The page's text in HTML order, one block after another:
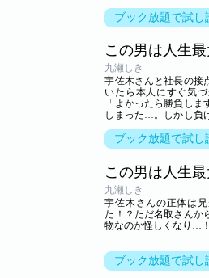
ブック放題で試し
この男は人生
九瀬しき
宇佐木さんと社長の接
いたら本人にすぐ気
「よかったら勝負し
しまった…。しかし負
ブック放題で試し
この男は人生
九瀬しき
宇佐木さんの正体は
た！？ただ名取さんか
物なのか怪しくなり…
ブック放題で試し